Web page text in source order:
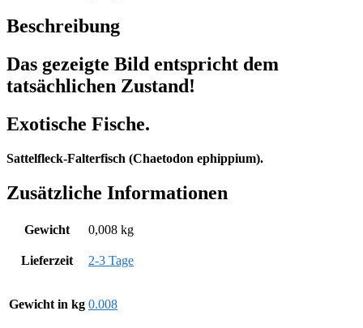
Beschreibung
Das gezeigte Bild entspricht dem
tatsächlichen Zustand!
Exotische Fische.
Sattelfleck-Falterfisch (Chaetodon ephippium).
Zusätzliche Informationen
Gewicht 0,008 kg
Lieferzeit 2-3 Tage
Gewicht in kg 0.008